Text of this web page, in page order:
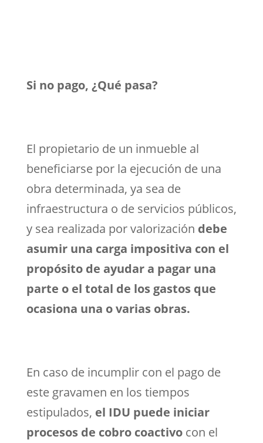
Si no pago, ¿Qué pasa?
El propietario de un inmueble al
beneficiarse por la ejecución de una
obra determinada, ya sea de
infraestructura o de servicios públicos,
y sea realizada por valorización debe
asumir una carga impositiva con el
propósito de ayudar a pagar una
parte o el total de los gastos que
ocasiona una o varias obras.
En caso de incumplir con el pago de
este gravamen en los tiempos
estipulados, el IDU puede iniciar
procesos de cobro coactivo con el